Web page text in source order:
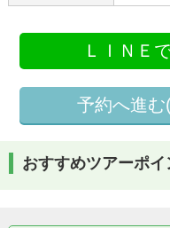
ＬＩＮＥ
予約へ進
おすすめツアーポイ